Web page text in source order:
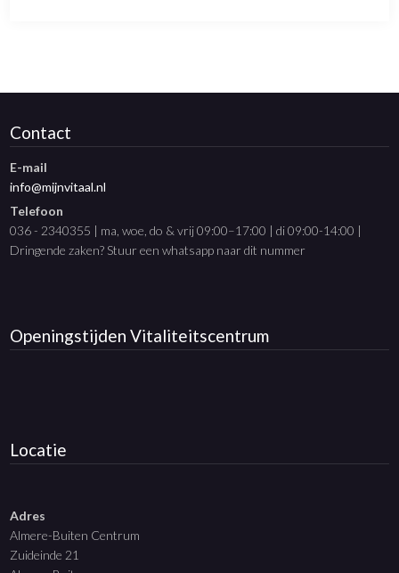
Contact
E-mail
info@mijnvitaal.nl
Telefoon
036 - 2340355 | ma, woe, do & vrij 09:00–17:00 | di 09:00-14:00 |
Dringende zaken? Stuur een whatsapp naar dit nummer
OpeningstijdenVitaliteitscentrum
Locatie
Adres
Almere-Buiten Centrum
Zuideinde 21